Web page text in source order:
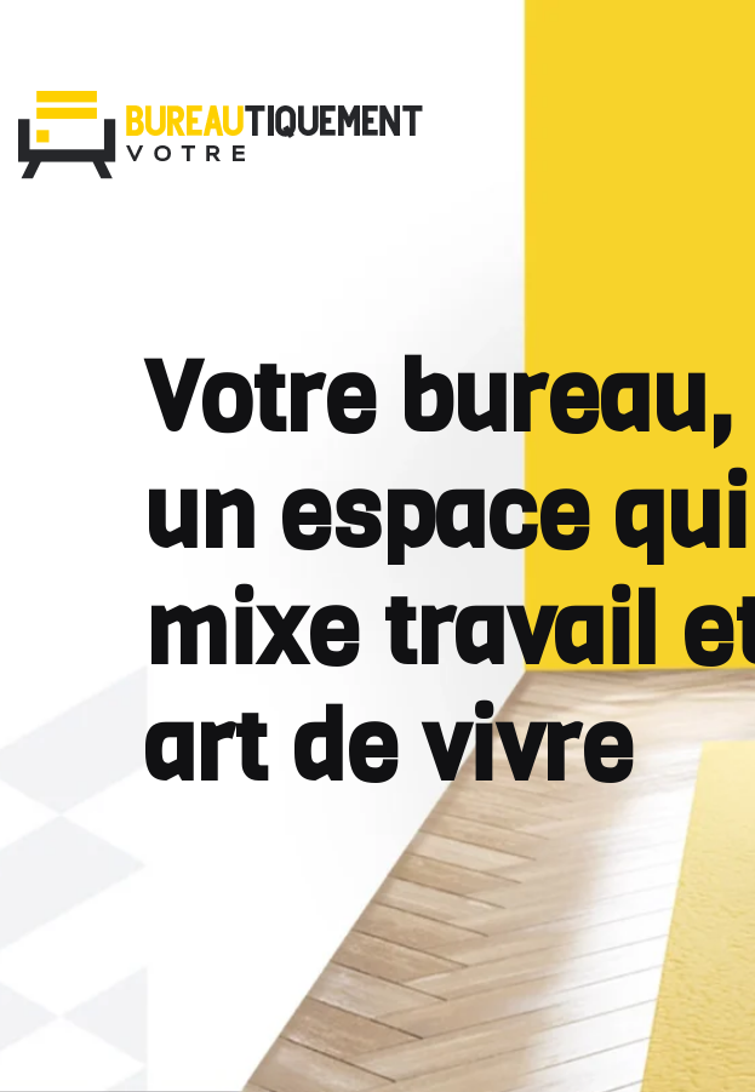
Votre bureau,
un espace qui
mixe travail
art de vivre